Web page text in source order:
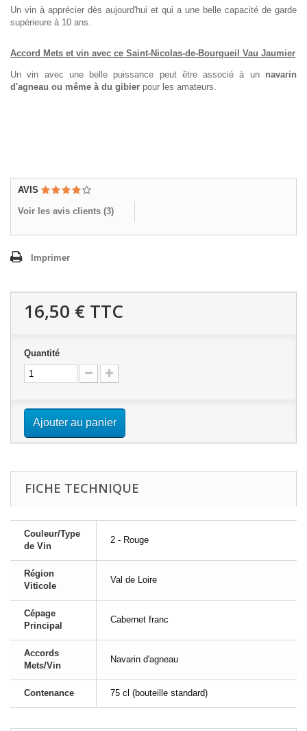
Un vin à apprécier dès aujourd'hui et qui a une belle capacité de garde
supérieure à 10 ans.
Accord Mets et vin avec ce Saint-Nicolas-de-Bourgueil Vau Jaumier
Un vin avec une belle puissance peut être associé à un navarin
d'agneau ou même à du gibier pour les amateurs.
AVIS
Voir les avis clients (3)
Imprimer
16,50 € TTC
Quantité
Ajouter au panier
FICHE TECHNIQUE
Couleur/Type
de Vin
2 - Rouge
Région
Viticole
Val de Loire
Cépage
Principal
Cabernet franc
Accords
Mets/Vin
Navarin d'agneau
Contenance 75 cl (bouteille standard)